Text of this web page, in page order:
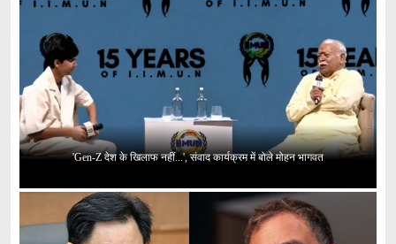
'Gen-Z देश के खिलाफ नहीं...', संवाद कार्यक्रम में बोले मोहन भागवत